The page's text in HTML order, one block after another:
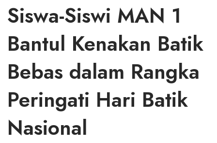
Siswa-Siswi MAN 1
Bantul Kenakan Batik
Bebas dalam Rangka
Peringati Hari Batik
Nasional